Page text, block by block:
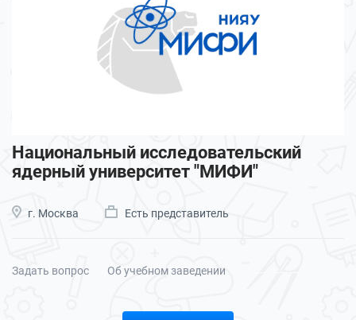
Национальный исследовательский
ядерный университет "МИФИ"
г. Москва Есть представитель
Задать вопрос Об учебном заведении